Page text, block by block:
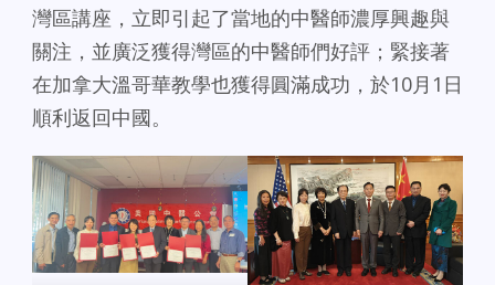
灣區講座，立即引起了當地的中醫師濃厚興趣與
關注，並廣泛獲得灣區的中醫師們好評；緊接著
在加拿大溫哥華教學也獲得圓滿成功，於10月1日
順利返回中國。